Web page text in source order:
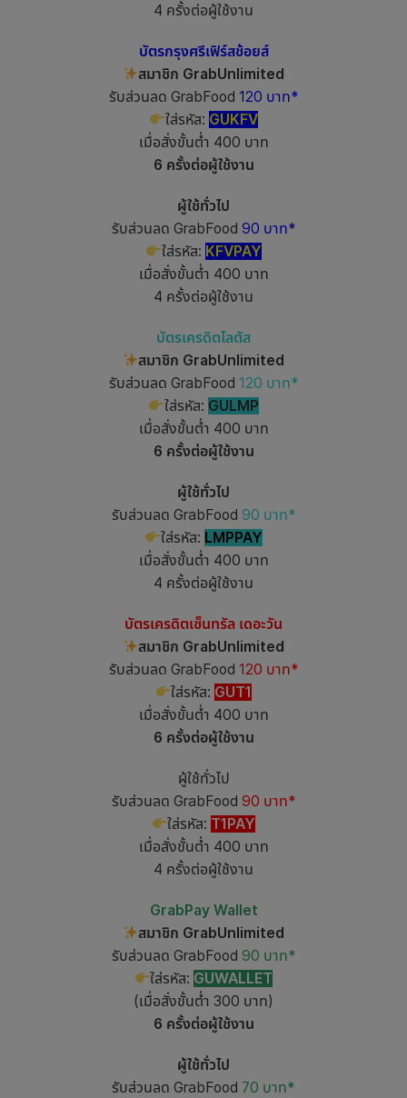
4 ครั้งต่อผู้ใช้งาน
บัตรกรุงศรีเฟิร์สช้อยส์
สมาชิก GrabUnlimited
รับส่วนลด GrabFood 120 บาท*
ใส่รหัส: GUKFV
เมื่อสั่งขั้นต่ำ 400 บาท
6 ครั้งต่อผู้ใช้งาน
ผู้ใช้ทั่วไป
รับส่วนลด GrabFood 90 บาท*
ใส่รหัส: KFVPAY
เมื่อสั่งขั้นต่ำ 400 บาท
4 ครั้งต่อผู้ใช้งาน
บัตรเครดิตโลตัส
สมาชิก GrabUnlimited
รับส่วนลด GrabFood 120 บาท*
ใส่รหัส: GULMP
เมื่อสั่งขั้นต่ำ 400 บาท
6 ครั้งต่อผู้ใช้งาน
ผู้ใช้ทั่วไป
รับส่วนลด GrabFood 90 บาท*
ใส่รหัส: LMPPAY
เมื่อสั่งขั้นต่ำ 400 บาท
4 ครั้งต่อผู้ใช้งาน
บัตรเครดิตเซ็นทรัล เดอะวัน
สมาชิก GrabUnlimited
รับส่วนลด GrabFood 120 บาท*
ใส่รหัส: GUT1
เมื่อสั่งขั้นต่ำ 400 บาท
6 ครั้งต่อผู้ใช้งาน
ผู้ใช้ทั่วไป
รับส่วนลด GrabFood 90 บาท*
ใส่รหัส: T1PAY
เมื่อสั่งขั้นต่ำ 400 บาท
4 ครั้งต่อผู้ใช้งาน
GrabPay Wallet
สมาชิก GrabUnlimited
รับส่วนลด GrabFood 90 บาท*
ใส่รหัส: GUWALLET
(เมื่อสั่งขั้นต่ำ 300 บาท)
6 ครั้งต่อผู้ใช้งาน
ผู้ใช้ทั่วไป
รับส่วนลด GrabFood 70 บาท*